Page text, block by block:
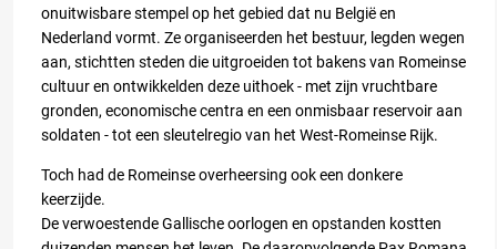
onuitwisbare stempel op het gebied dat nu België en
Nederland vormt. Ze organiseerden het bestuur, legden wegen
aan, stichtten steden die uitgroeiden tot bakens van Romeinse
cultuur en ontwikkelden deze uithoek - met zijn vruchtbare
gronden, economische centra en een onmisbaar reservoir aan
soldaten - tot een sleutelregio van het West-Romeinse Rijk.
Toch had de Romeinse overheersing ook een donkere
keerzijde.
De verwoestende Gallische oorlogen en opstanden kostten